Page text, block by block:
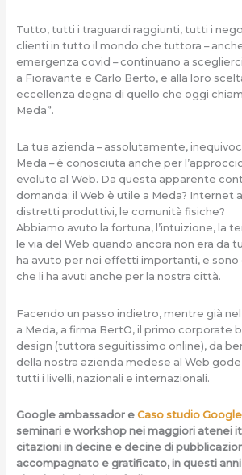
Tutto, tutti i traguardi raggiunti, tutti i
clienti in tutto il mondo che tuttora –
emergenza covid – continuano a
a Fioravante e Carlo Berto, e alla loro
eccellenza degna di quello che oggi
Meda”.
La tua azienda – assolutamente,
Meda – è conosciuta anche per
evoluto al Web. Da questa apparente
domanda: il Web è utile a Meda? Internet
distretti produttivi, le comunità fisiche?
Abbiamo avuto la fortuna, l’intuizione, la
le via del Web quando ancora non era da
ha avuto per noi effetti importanti, e
che li ha avuti anche per la nostra città.
Facendo un passo indietro, mentre già
a Meda, a firma BertO, il primo corporate
design (tuttora seguitissimo online), da
della nostra azienda medese al Web
tutti i livelli, nazionali e internazionali.
Google ambassador e Caso studio Google
seminari e workshop nei maggiori atenei
citazioni in decine e decine di
accompagnato e gratificato, in questi